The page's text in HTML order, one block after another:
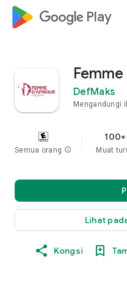
google_logo Play
DefMaks
Mengandungi
Semua orang info
100+
Muat
Lihat
Kongsi